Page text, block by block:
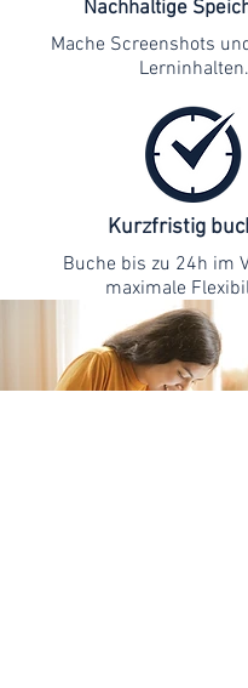
Nachhaltige
Mache Screenshots
Lerninhalten.
Kurzfristig
Buche bis zu 24h im
maximale